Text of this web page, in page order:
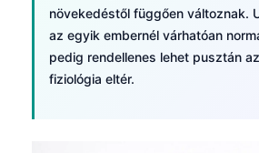
növekedéstől függően változnak.
az egyik embernél várhatóan
pedig rendellenes lehet pusztán
fiziológia eltér.